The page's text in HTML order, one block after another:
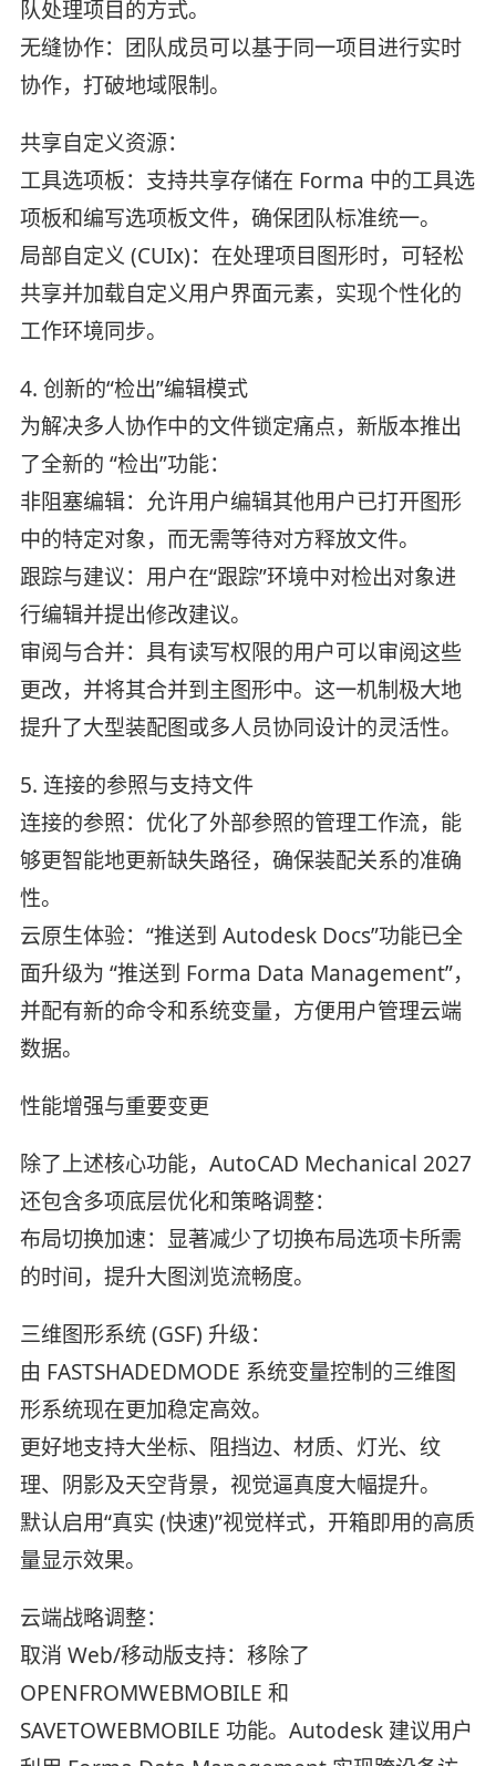
队处理项目的方式。
无缝协作：团队成员可以基于同一项目进行实时
协作，打破地域限制。
共享自定义资源：
工具选项板：支持共享存储在 Forma 中的工具选
项板和编写选项板文件，确保团队标准统一。
局部自定义 (CUIx)：在处理项目图形时，可轻松
共享并加载自定义用户界面元素，实现个性化的
工作环境同步。
4. 创新的“检出”编辑模式
为解决多人协作中的文件锁定痛点，新版本推出
了全新的 “检出”功能：
非阻塞编辑：允许用户编辑其他用户已打开图形
中的特定对象，而无需等待对方释放文件。
跟踪与建议：用户在“跟踪”环境中对检出对象进
行编辑并提出修改建议。
审阅与合并：具有读写权限的用户可以审阅这些
更改，并将其合并到主图形中。这一机制极大地
提升了大型装配图或多人员协同设计的灵活性。
5. 连接的参照与支持文件
连接的参照：优化了外部参照的管理工作流，能
够更智能地更新缺失路径，确保装配关系的准确
性。
云原生体验：“推送到 Autodesk Docs”功能已全
面升级为 “推送到 Forma Data Management”，
并配有新的命令和系统变量，方便用户管理云端
数据。
性能增强与重要变更
除了上述核心功能，AutoCAD Mechanical 2027
还包含多项底层优化和策略调整：
布局切换加速：显著减少了切换布局选项卡所需
的时间，提升大图浏览流畅度。
三维图形系统 (GSF) 升级：
由 FASTSHADEDMODE 系统变量控制的三维图
形系统现在更加稳定高效。
更好地支持大坐标、阻挡边、材质、灯光、纹
理、阴影及天空背景，视觉逼真度大幅提升。
默认启用“真实 (快速)”视觉样式，开箱即用的高质
量显示效果。
云端战略调整：
取消 Web/移动版支持：移除了
OPENFROMWEBMOBILE 和
SAVETOWEBMOBILE 功能。Autodesk 建议用户